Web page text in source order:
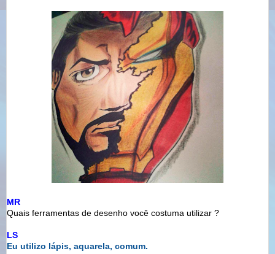
MR
Quais ferramentas de desenho você costuma utilizar ?
LS
Eu utilizo lápis, aquarela, comum.